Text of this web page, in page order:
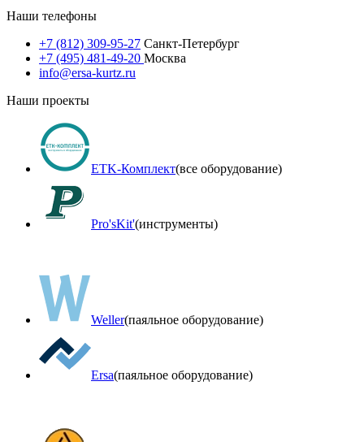
Наши телефоны
+7 (812) 309-95-27 Санкт-Петербург
+7 (495) 481-49-20 Москва
info@ersa-kurtz.ru
Наши проекты
ETK-Комплект(все оборудование)
Pro'sKit'(инструменты)
Weller(паяльное оборудование)
Ersa(паяльное оборудование)